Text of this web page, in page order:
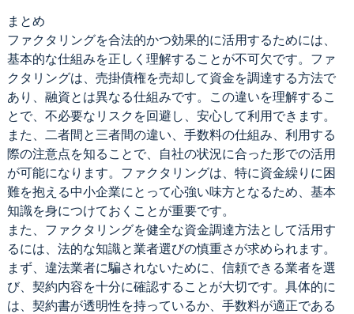
まとめ
ファクタリングを合法的かつ効果的に活用するためには、
基本的な仕組みを正しく理解することが不可欠です。ファ
クタリングは、売掛債権を売却して資金を調達する方法で
あり、融資とは異なる仕組みです。この違いを理解するこ
とで、不必要なリスクを回避し、安心して利用できます。
また、二者間と三者間の違い、手数料の仕組み、利用する
際の注意点を知ることで、自社の状況に合った形での活用
が可能になります。ファクタリングは、特に資金繰りに困
難を抱える中小企業にとって心強い味方となるため、基本
知識を身につけておくことが重要です。
また、ファクタリングを健全な資金調達方法として活用す
るには、法的な知識と業者選びの慎重さが求められます。
まず、違法業者に騙されないために、信頼できる業者を選
び、契約内容を十分に確認することが大切です。具体的に
は、契約書が透明性を持っているか、手数料が適正である